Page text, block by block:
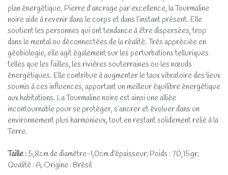
plan énergétique. Pierre d’ancrage par excellence, la Tourmaline
noire aide à revenir dans le corps et dans l’instant présent. Elle
soutient les personnes qui ont tendance à être dispersées, trop
dans le mental ou déconnectées de la réalité. Très appréciée en
géobiologie, elle agit également sur les perturbations telluriques
telles que les failles, les rivières souterraines ou les nœuds
énergétiques. Elle contribue à augmenter le taux vibratoire des lieux
soumis à ces influences, apportant un meilleur équilibre énergétique
aux habitations. La Tourmaline noire est ainsi une alliée
incontournable pour se protéger, s’ancrer et évoluer dans un
environnement plus harmonieux, tout en restant solidement relié à la
Terre.
Taille : 5,8cm de diamètre-1,0cm d'épaisseur; Poids : 70,15gr;
Qualité : A; Origine : Brésil